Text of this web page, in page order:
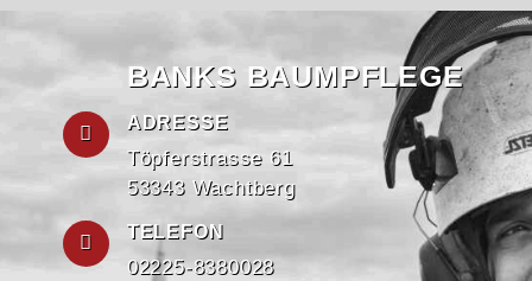
BANKS BAUMPFLEGE
ADRESSE
Töpferstrasse 61
53343 Wachtberg
TELEFON
02225-8380028